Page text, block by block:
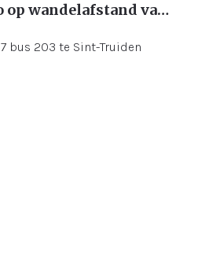
Compacte studio op wandelafstand van het stadscentrum!
bus 203 te Sint-Truiden